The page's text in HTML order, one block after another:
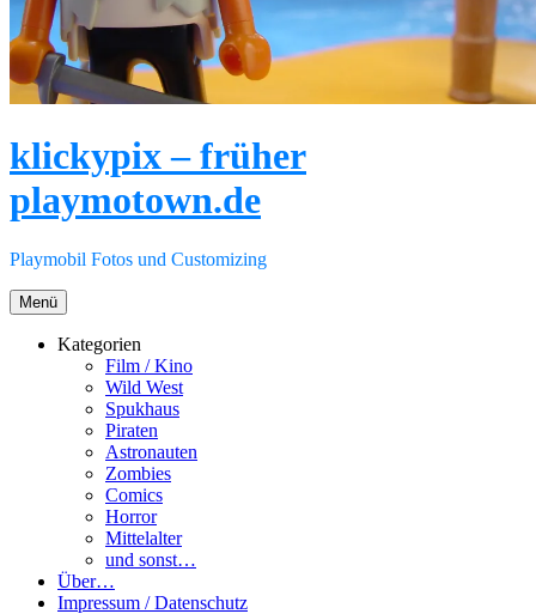
klickypix – früher
playmotown.de
Playmobil Fotos und Customizing
Menü
Kategorien
Film / Kino
Wild West
Spukhaus
Piraten
Astronauten
Zombies
Comics
Horror
Mittelalter
und sonst…
Über…
Impressum / Datenschutz